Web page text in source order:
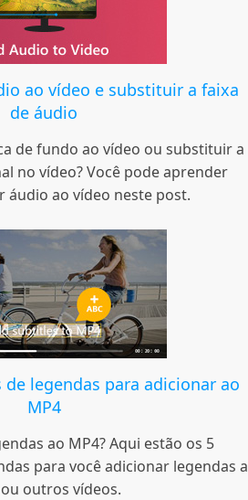
ao vídeo e substituir a faixa
de áudio
de fundo ao vídeo ou substituir a
no vídeo? Você pode aprender
áudio ao vídeo neste post.
legendas para adicionar ao
MP4
ao MP4? Aqui estão os 5
para você adicionar legendas a
outros vídeos.